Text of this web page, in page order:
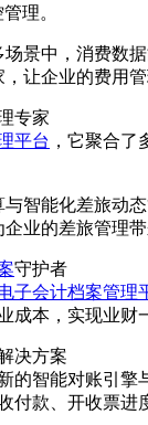
理。
景中，消费数
让企业的费用管
专家
平台 ，它聚合
智能化差旅动
业的差旅管理
守护者
子会计档案管理
成本，实现业财
决方案
的智能对账引
付款、开收票进